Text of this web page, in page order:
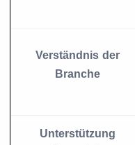
Verständnis der
Branche
Unterstützung